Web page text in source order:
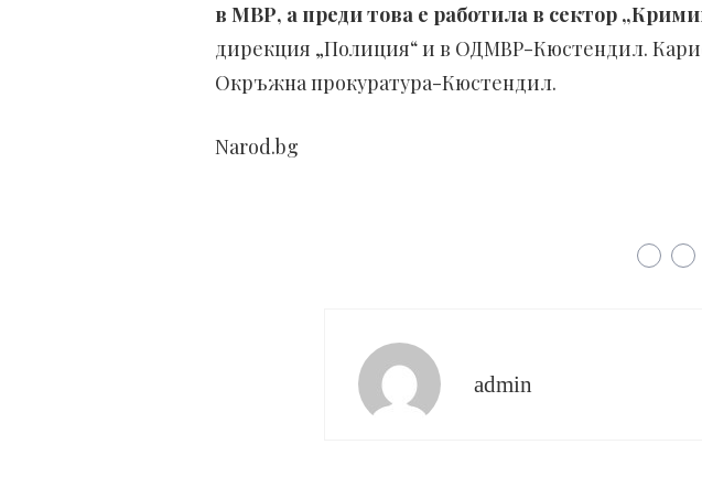
в МВР, а преди това е работила в сектор
дирекция „Полиция“ и в ОДМВР-Кюстендил.
Окръжна прокуратура-Кюстендил.
Narod.bg
admin